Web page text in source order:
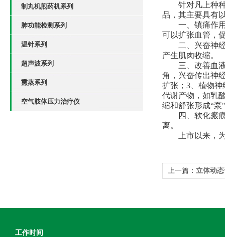
制丸机煎药机系列
肺功能检测系列
温针系列
超声波系列
熏蒸系列
空气肢体压力治疗仪
针对凡上种
品，其主要具有
一、镇痛作
可以扩张血管，
二、兴奋神
产生肌肉收缩。
三、改善血
角，兴奋传出神
扩张；3、植物
代谢产物，如乳
缩和舒张形成“
四、软化瘢
离。
上市以来，
上一篇： 立体动
工作时间